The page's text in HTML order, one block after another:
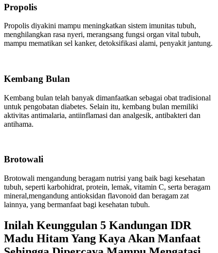
Propolis
Propolis diyakini mampu meningkatkan sistem imunitas tubuh,
menghilangkan rasa nyeri, merangsang fungsi organ vital tubuh,
mampu mematikan sel kanker, detoksifikasi alami, penyakit jantung.
Kembang Bulan
Kembang bulan telah banyak dimanfaatkan sebagai obat tradisional
untuk pengobatan diabetes. Selain itu, kembang bulan memiliki
aktivitas antimalaria, antiinflamasi dan analgesik, antibakteri dan
antihama.
Brotowali
Brotowali mengandung beragam nutrisi yang baik bagi kesehatan
tubuh, seperti karbohidrat, protein, lemak, vitamin C, serta beragam
mineral,mengandung antioksidan flavonoid dan beragam zat
lainnya, yang bermanfaat bagi kesehatan tubuh.
Inilah Keunggulan 5 Kandungan IDR
Madu Hitam Yang Kaya Akan Manfaat